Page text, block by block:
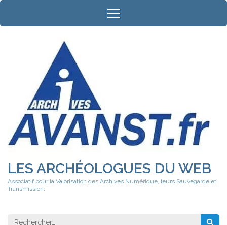
Aller
contenu
LES ARCHÉOLOGUES DU WEB
Associatif pour la Valorisation des Archives Numérique, leurs Sauvegarde et
Transmission.
Rechercher